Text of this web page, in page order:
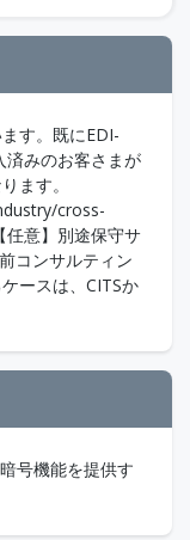
す。既にEDI-
みのお客さまが
ます。
cross-
意】別途保守サ
コンサルティン
ースは、CITSか
号機能を提供す